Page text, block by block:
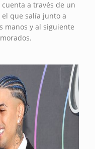
a través de un
que salía junto a
manos y al siguiente